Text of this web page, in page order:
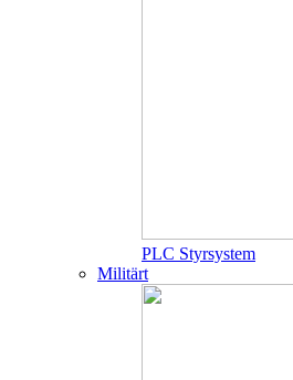
PLC Styrsystem
Militärt